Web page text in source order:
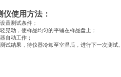
使用方法：
置测试条件；
晃动，使样品均匀的平铺在样品盘上；
自动工作；
试结果，待仪器冷却至室温后，进行下一次测试。